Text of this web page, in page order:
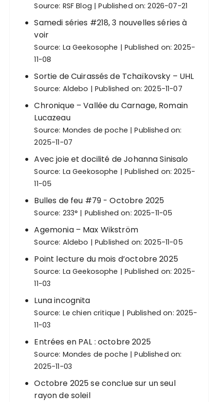
Source: RSF Blog Published on: 2026-07-21
Samedi séries #218, 3 nouvelles séries à
voir
Source: La Geekosophe
Published on: 2025-
11-08
Sortie de Cuirassés de Tchaïkovsky – UHL
Source: Aldebo Published on: 2025-11-07
Chronique – Vallée du Carnage, Romain
Lucazeau
Source: Mondes de poche
Published on:
2025-11-07
Avec joie et docilité de Johanna Sinisalo
Source: La Geekosophe
Published on: 2025-
11-05
Bulles de feu #79 - Octobre 2025
Source: 233° Published on: 2025-11-05
Agemonia – Max Wikström
Source: Aldebo Published on: 2025-11-05
Point lecture du mois d’octobre 2025
Source: La Geekosophe
Published on: 2025-
11-03
Luna incognita
Source: Le chien critique
Published on: 2025-
11-03
Entrées en PAL : octobre 2025
Source: Mondes de poche
Published on:
2025-11-03
Octobre 2025 se conclue sur un seul
rayon de soleil